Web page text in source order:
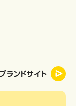
ブランドサイト